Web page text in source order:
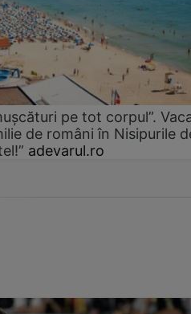
pe tot corpul”.
de români în Nisipurile
adevarul.ro